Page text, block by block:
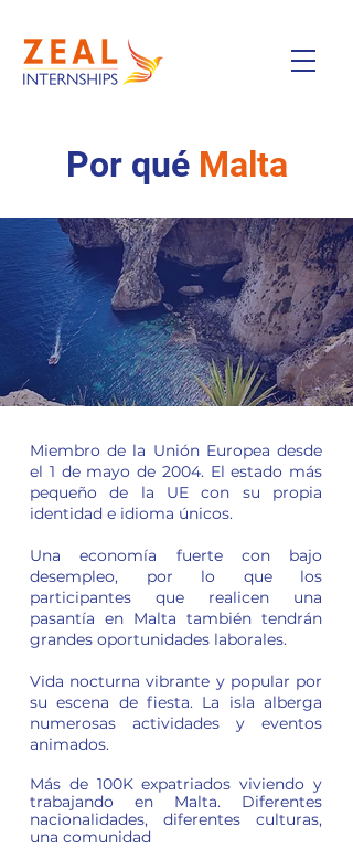
Por qué Malta
Miembro de la Unión Europea desde
el 1 de mayo de 2004. El estado más
pequeño de la UE con su propia
identidad e idioma únicos.
Una economía fuerte con bajo
desempleo, por lo que los
participantes que realicen una
pasantía en Malta también tendrán
grandes oportunidades laborales.
Vida nocturna vibrante y popular por
su escena de fiesta. La isla alberga
numerosas actividades y eventos
animados.
Más de 100K expatriados viviendo y
trabajando en Malta. Diferentes
nacionalidades, diferentes culturas,
una comunidad